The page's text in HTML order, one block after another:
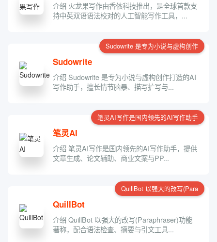
介绍 火龙果写作由香侬科技推出，是全球首款支
持中英双语语法校对的人工智能写作工具，...
Sudowrite 是专为小说与虚构创作
Sudowrite
介绍 Sudowrite 是专为小说与虚构创作打造的AI
写作助手，擅长情节脑暴、描写扩写与...
笔灵AI写作是国内领先的AI写作助手
笔灵AI
介绍 笔灵AI写作是国内领先的AI写作助手，提供
文章生成、论文辅助、商业文案与PP...
QuillBot 以强大的改写(Para
QuillBot
介绍 QuillBot 以强大的改写(Paraphraser)功能
著称，配合语法检查、摘要与引文工具...